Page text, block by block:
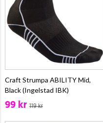
Craft Strumpa ABILITY Mid,
Black (Ingelstad IBK)
99 kr 119 kr